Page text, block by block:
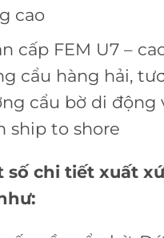
cao
cấp FEM U7 –
cẩu hàng hải,
cẩu bờ di động
ship to shore
số chi tiết xuất